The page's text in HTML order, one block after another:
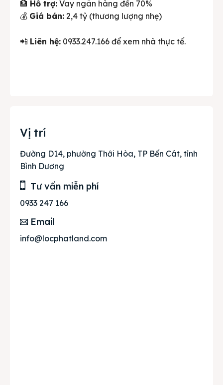
🏦 Hỗ trợ: Vay ngân hàng đến 70%
💰 Giá bán: 2,4 tỷ (thương lượng nhẹ)
📲 Liên hệ: 0933.247.166 để xem nhà thực tế.
Vị trí
Đường D14, phường Thới Hòa, TP Bến Cát, tỉnh
Bình Dương
Tư vấn miễn phí
0933 247 166
Email
info@locphatland.com